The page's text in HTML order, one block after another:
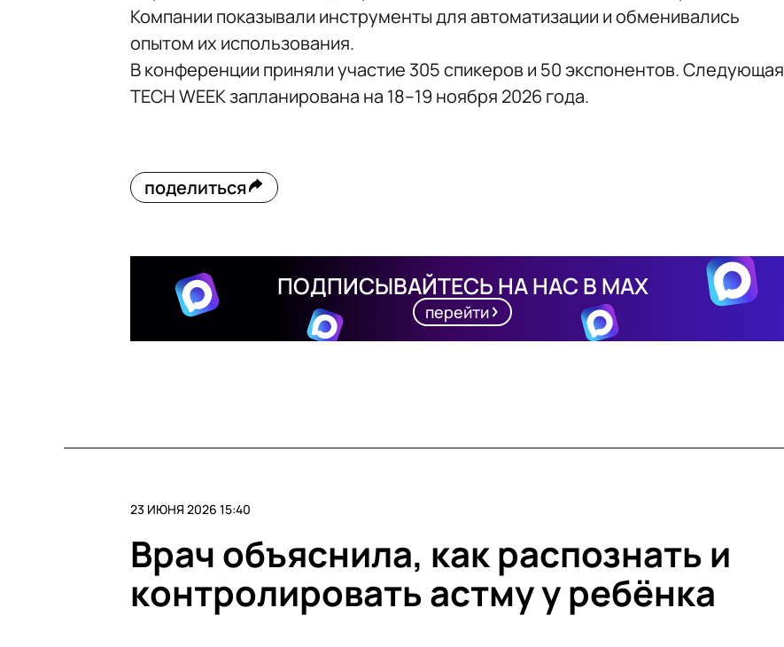
Компании показывали инструменты для автоматизации и обменивались
опытом их использования.
В конференции приняли участие 305 спикеров и 50 экспонентов. Следующая
TECH WEEK запланирована на 18–19 ноября 2026 года.
поделиться
ПОДПИСЫВАЙТЕСЬ НА НАС В MAX
перейти
23 ИЮНЯ 2026 15:40
Врач объяснила, как распознать и
контролировать астму у ребёнка